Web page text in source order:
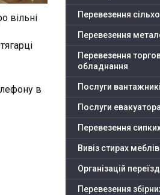
вільні
в
Перевезення
Перевезення
Перевезення
обладнання
Послуги
Послуги
Перевезення
Вивіз стирах меблів
Організацій
Перевезення